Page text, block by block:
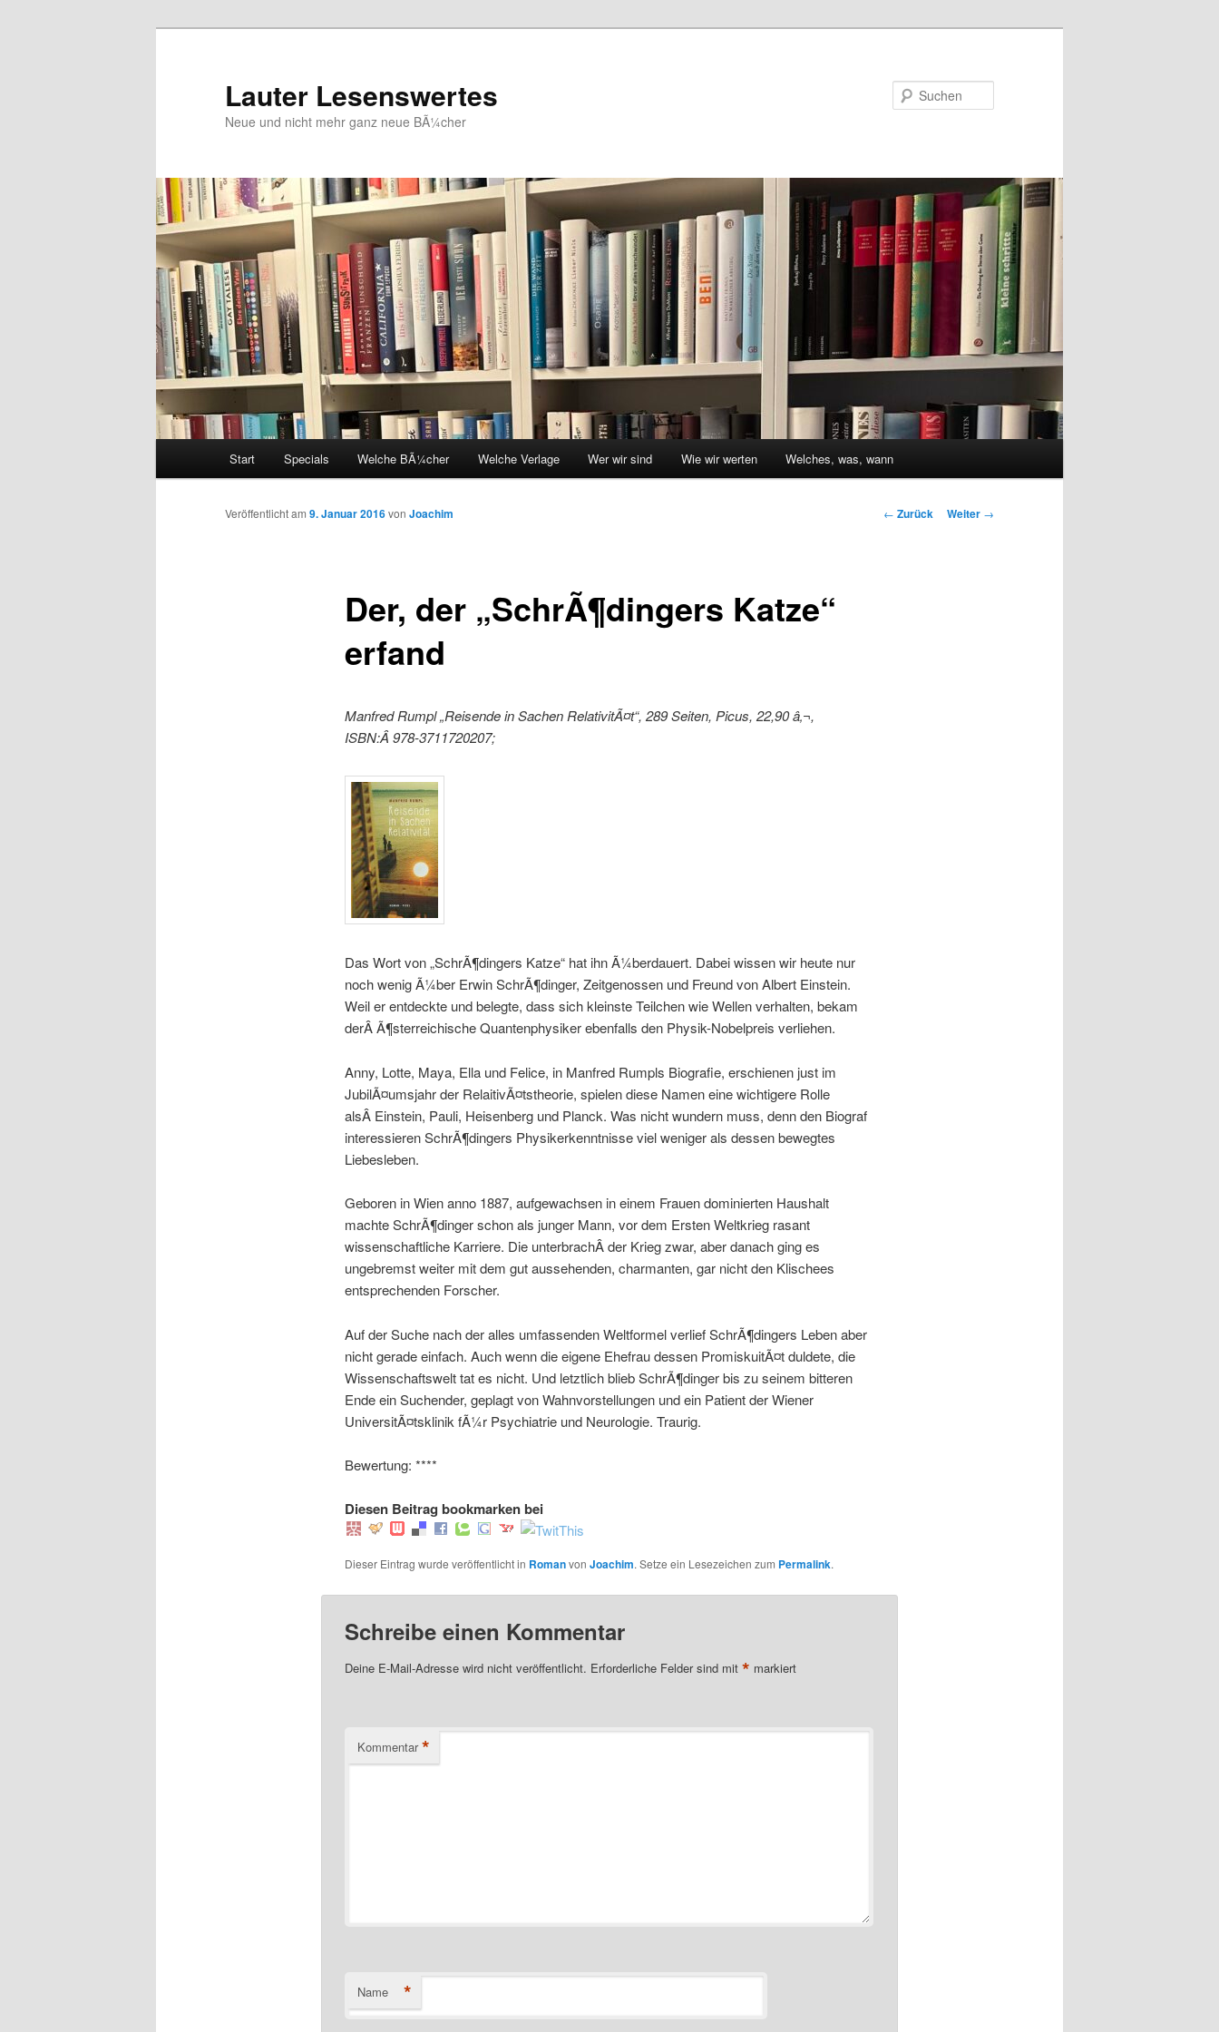
Lauter Lesenswertes
Neue und nicht mehr ganz neue BÃ¼cher
Start Specials Welche BÃ¼cher Welche Verlage Wer wir sind Wie wir werten Welches, was, wann
Beitrags-
← Zurück Weiter →
Der, der „SchrÃ¶dingers Katze“
erfand
Veröffentlicht am 9. Januar 2016von Joachim
Manfred Rumpl „Reisende in Sachen RelativitÃ¤t“, 289 Seiten, Picus, 22,90 â‚¬,
ISBN:Â 978-3711720207;
Das Wort von „SchrÃ¶dingers Katze“ hat ihn Ã¼berdauert. Dabei wissen wir heute nur
noch wenig Ã¼ber Erwin SchrÃ¶dinger, Zeitgenossen und Freund von Albert Einstein.
Weil er entdeckte und belegte, dass sich kleinste Teilchen wie Wellen verhalten, bekam
derÂ Ã¶sterreichische Quantenphysiker ebenfalls den Physik-Nobelpreis verliehen.
Anny, Lotte, Maya, Ella und Felice, in Manfred Rumpls Biografie, erschienen just im
JubilÃ¤umsjahr der RelaitivÃ¤tstheorie, spielen diese Namen eine wichtigere Rolle
alsÂ Einstein, Pauli, Heisenberg und Planck. Was nicht wundern muss, denn den Biograf
interessieren SchrÃ¶dingers Physikerkenntnisse viel weniger als dessen bewegtes
Liebesleben.
Geboren in Wien anno 1887, aufgewachsen in einem Frauen dominierten Haushalt
machte SchrÃ¶dinger schon als junger Mann, vor dem Ersten Weltkrieg rasant
wissenschaftliche Karriere. Die unterbrachÂ der Krieg zwar, aber danach ging es
ungebremst weiter mit dem gut aussehenden, charmanten, gar nicht den Klischees
entsprechenden Forscher.
Auf der Suche nach der alles umfassenden Weltformel verlief SchrÃ¶dingers Leben aber
nicht gerade einfach. Auch wenn die eigene Ehefrau dessen PromiskuitÃ¤t duldete, die
Wissenschaftswelt tat es nicht. Und letztlich blieb SchrÃ¶dinger bis zu seinem bitteren
Ende ein Suchender, geplagt von Wahnvorstellungen und ein Patient der Wiener
UniversitÃ¤tsklinik fÃ¼r Psychiatrie und Neurologie. Traurig.
Bewertung: ****
Diesen Beitrag bookmarken bei
Dieser Eintrag wurde veröffentlicht in Romanvon Joachim. Setze ein Lesezeichen zum Permalink.
Schreibe einen Kommentar
Deine E-Mail-Adresse wird nicht veröffentlicht. Erforderliche Felder sind mit * markiert
Kommentar *
Name *